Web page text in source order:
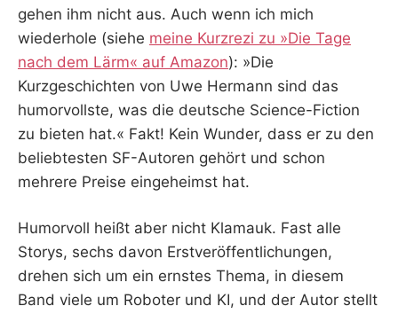
gehen ihm nicht aus. Auch wenn ich mich
wiederhole (siehe meine Kurzrezi zu »Die Tage
nach dem Lärm« auf Amazon): »Die
Kurzgeschichten von Uwe Hermann sind das
humorvollste, was die deutsche Science-Fiction
zu bieten hat.« Fakt! Kein Wunder, dass er zu den
beliebtesten SF-Autoren gehört und schon
mehrere Preise eingeheimst hat.
Humorvoll heißt aber nicht Klamauk. Fast alle
Storys, sechs davon Erstveröffentlichungen,
drehen sich um ein ernstes Thema, in diesem
Band viele um Roboter und KI, und der Autor stellt